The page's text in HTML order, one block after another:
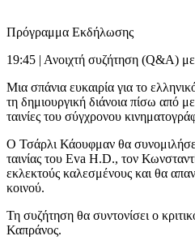
Πρόγραμμα Εκδήλωσης
19:45 | Ανοιχτή συζήτηση (Q&A)
Μια σπάνια ευκαιρία για το
τη δημιουργική διάνοια πίσω από
ταινίες του σύγχρονου
Ο Τσάρλι Κάουφμαν θα
ταινίας του Eva H.D., τον
εκλεκτούς καλεσμένους και θα
κοινού.
Τη συζήτηση θα συντονίσει ο
Καπράνος.